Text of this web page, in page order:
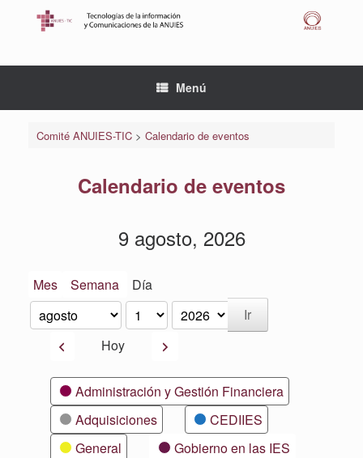
Menú
Comité ANUIES-TIC> Calendario de eventos
Calendario de eventos
9 agosto, 2026
Mes Semana Día
Mes
Día
Año
AnteriorHoy Siguiente
CategoríasAdministración y Gestión Financiera
Adquisiciones
CEDIIES
General
Gobierno en las IES